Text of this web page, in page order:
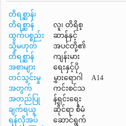
တိရစ္ဆာန်၊
တိရစ္ဆာန်
ထွက်ပစ္စည်း
သို့မဟုတ်
တိရစ္ဆာန်
အစာများ
တင်သွင်းမှု
အတွက်
အတည်ပြု
ချက်ရယူ
ရန်လိုအပ်
လူ၊ တိရိစ္
ဆာန်နှင့်
အပင်တို့၏
ကျန်းမား
ရေးနှင့်ပို
မွှားရောဂါ
ကင်းစင်သ
န့်ရှင်းရေး
ဆိုင်ရာ စီမံ
ဆောင်ရွက်
A14